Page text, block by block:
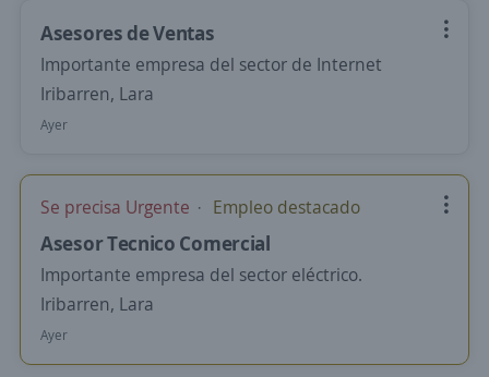
Asesores de Ventas
Importante empresa del sector de Internet
Iribarren, Lara
Ayer
Se precisa Urgente Empleo destacado
Asesor Tecnico Comercial
Importante empresa del sector eléctrico.
Iribarren, Lara
Ayer